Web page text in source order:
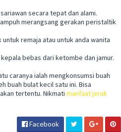
secara tepat dan alami.
merangsang gerakan peristaltik
remaja atau untuk anda wanita
bebas dari ketombe dan jamur.
caranya ialah mengkonsumsi buah
buah bulat kecil satu ini. Bisa
tertentu. Nikmati manfaat jeruk
Facebook